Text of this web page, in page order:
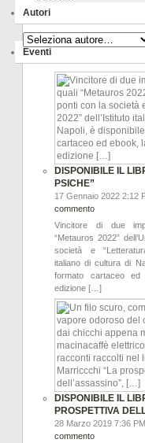
Autori
Eventi
DISPONIBILE IL
PSICHE”
17 Gennaio 2022 2:12
commento
Vincitore di due
“Metauros 2022”
società e
italiano di cultura di
formato cartaceo
edizione […]
DISPONIBILE IL
PROSPETTIVA
28 Marzo 2019 7:36
commento